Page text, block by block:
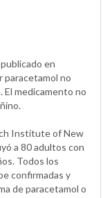
en
paracetamol no
El medicamento no
Institute of New
a 80 adultos con
Todos los
confirmadas y
de paracetamol o